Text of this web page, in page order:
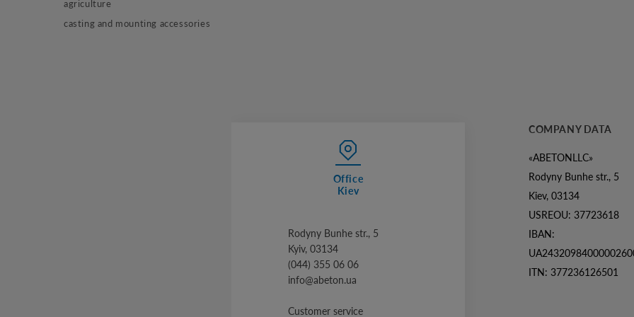
agriculture
casting and mounting accessories
Office
Kiev
Rodyny Bunhe str., 5
Kyiv, 03134
(044) 355 06 06
info@abeton.ua
Customer service
COMPANY DATA
«ABETONLLC»
Rodyny Bunhe str., 5
Kiev, 03134
USREOU: 37723618
IBAN:
ITN: 377236126501